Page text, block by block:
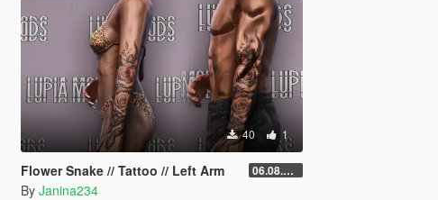
40 1
Flower Snake // Tattoo // Left Arm 06.08.2026
By Janina234